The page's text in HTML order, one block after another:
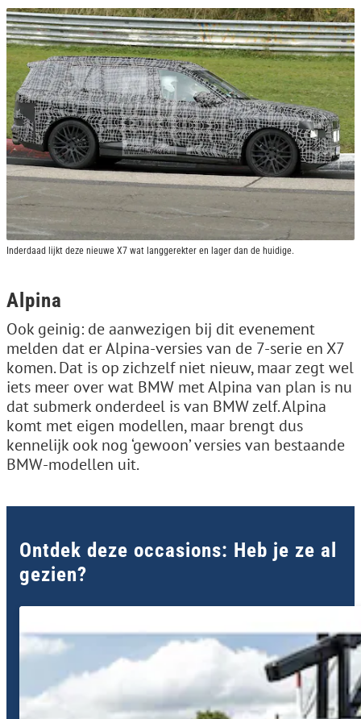
Inderdaad lijkt deze nieuwe X7 wat langgerekter en lager dan de huidige.
Alpina
Ook geinig: de aanwezigen bij dit evenement
melden dat er Alpina-versies van de 7-serie en X7
komen. Dat is op zichzelf niet nieuw, maar zegt wel
iets meer over wat BMW met Alpina van plan is nu
dat submerk onderdeel is van BMW zelf. Alpina
komt met eigen modellen, maar brengt dus
kennelijk ook nog ‘gewoon’ versies van bestaande
BMW-modellen uit.
Ontdek deze occasions: Heb je ze al
gezien?